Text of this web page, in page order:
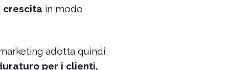
crescita in modo
adotta quindi
per i clienti,